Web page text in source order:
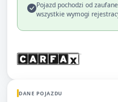
Pojazd pochodzi od
wszystkie wymogi
DANE POJAZDU